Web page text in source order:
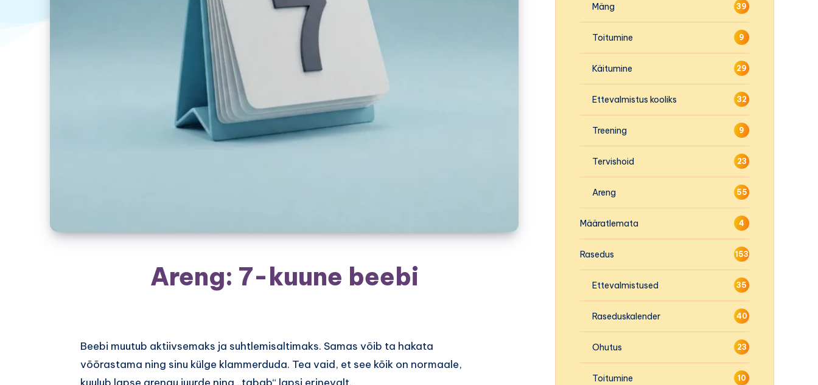
Areng: 7-kuune beebi
Beebi muutub aktiivsemaks ja suhtlemisaltimaks. Samas võib ta hakata
võõrastama ning sinu külge klammerduda. Tea vaid, et see kõik on normaale,
Mäng 39
Toitumine 9
Käitumine 29
Ettevalmistus kooliks 32
Treening 9
Tervishoid 23
Areng 55
Määratlemata 4
Rasedus 153
Ettevalmistused 35
Raseduskalender 40
Ohutus 23
Toitumine 10